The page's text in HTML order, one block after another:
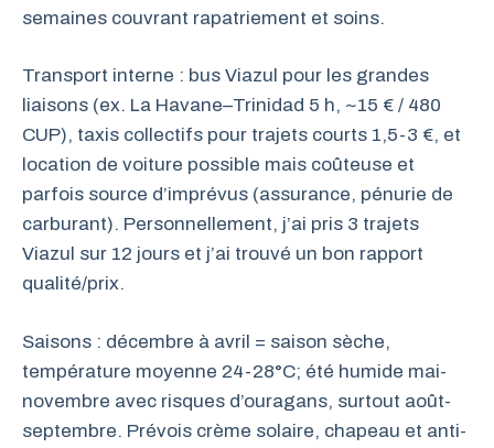
semaines couvrant rapatriement et soins.
Transport interne : bus Viazul pour les grandes
liaisons (ex. La Havane–Trinidad 5 h, ~15 € / 480
CUP), taxis collectifs pour trajets courts 1,5-3 €, et
location de voiture possible mais coûteuse et
parfois source d’imprévus (assurance, pénurie de
carburant). Personnellement, j’ai pris 3 trajets
Viazul sur 12 jours et j’ai trouvé un bon rapport
qualité/prix.
Saisons : décembre à avril = saison sèche,
température moyenne 24-28°C; été humide mai-
novembre avec risques d’ouragans, surtout août-
septembre. Prévois crème solaire, chapeau et anti-